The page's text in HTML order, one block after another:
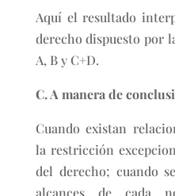
Aquí el resultado
derecho dispuesto por
A, B y C+D.
C. A manera de
Cuando existan
la restricción
del derecho; cuando
alcances de cada